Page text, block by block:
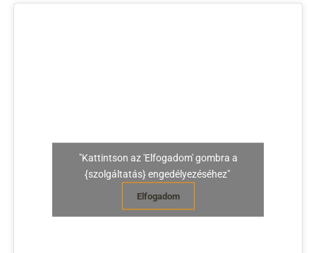
"Kattintson az 'Elfogadom' gombra a
{szolgáltatás} engedélyezéséhez"
Elfogadom